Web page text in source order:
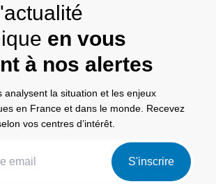
en vous
à nos alertes
analysent la situation et les enjeux
en France et dans le monde. Recevez
vos centres d’intérêt.
S'inscrire